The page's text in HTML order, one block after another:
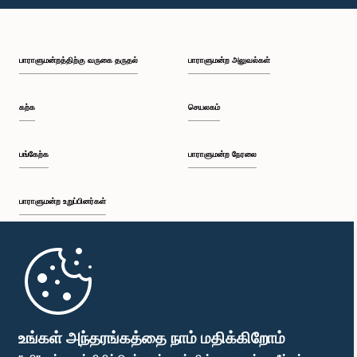
உங்கள் அந்தரங்கத்தை நாம் மதிக்கிறோம்
பி.ப. 1:18 - பி.ப. 1:25
பி.ப. 1:34 - பி.ப. 1:44
பி.ப. 1:56 - பி.ப. 2:04
பாராளுமன்றத்திற்கு வருகை தருதல்
கற்க
பங்கேற்க
பாராளுமன்ற உறுப்பினர்கள்
முதற்பக்கம்
பாராளுமன்ற அலுவல்கள்
செயலகம்
பாராளுமன்ற நேரலை
பாராளுமன்ற கையடக்க செயலி